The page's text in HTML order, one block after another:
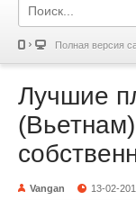
Полная версия
Лучшие
Vangan 13-02-